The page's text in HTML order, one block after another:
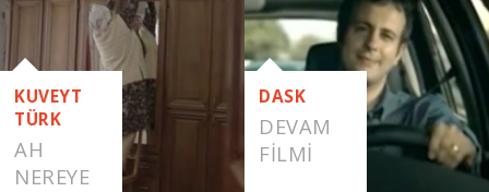
KUVEYT
TÜRK
AH
NEREYE
DASK
DEVAM
FILMI